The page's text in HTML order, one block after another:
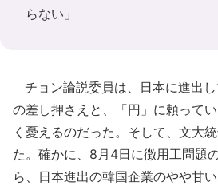
らない」
チョン論説委員は、日本に進出
の差し押さえと、「円」に頼って
く憂えるのだった。そして、文大
た。確かに、8月4日に徴用工問題
ら、日本進出の韓国企業のやや甘